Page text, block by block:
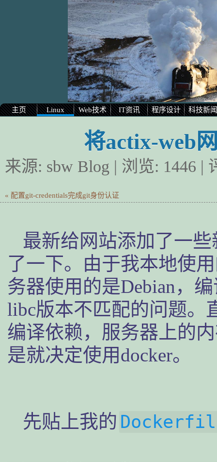
主页 Linux Web技术 IT资讯 程序设计 科技新闻
将actix-web
来源: sbw Blog | 浏览: 1446 |
« 配置git-credentials完成git身份认证
最新给网站添加了一
了一下。由于我本地使
务器使用的是Debian，
libc版本不匹配的问题。
编译依赖，服务器上的
是就决定使用docker。
先贴上我的